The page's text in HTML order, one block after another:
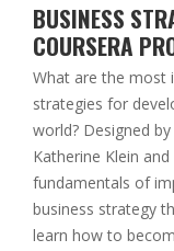
BUSINESS
COURSERA
What are the most
strategies for
world? Designed
Katherine Klein
fundamentals of
business strategy
learn how to